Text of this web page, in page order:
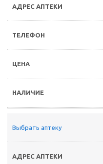
Выбрать аптеку